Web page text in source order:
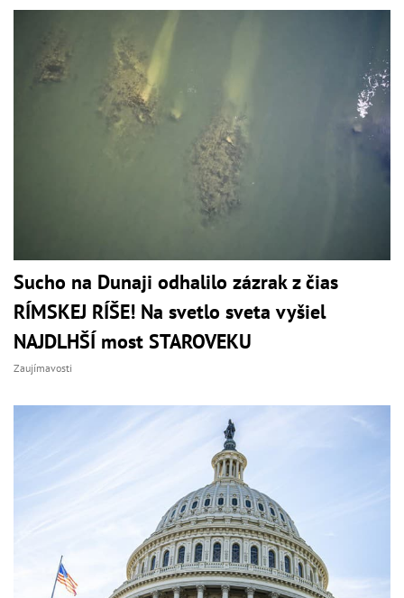
Sucho na Dunaji odhalilo zázrak z čias
RÍMSKEJ RÍŠE! Na svetlo sveta vyšiel
NAJDLHŠÍ most STAROVEKU
Zaujímavosti